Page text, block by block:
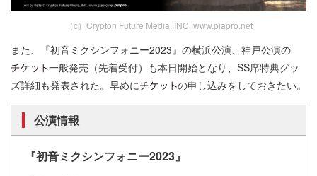
（c）Crypton Future Media, INC. www.piapro.net
また、『初音ミクシンフォニー2023』の横浜公演、神戸公演の
一般発売（先着受付）も本日開始となり、SS席特典グッ
ズ詳細も発表された。早めに
の申し込みをしておきたい。
公演情報
『初音ミクシンフォニー2023』